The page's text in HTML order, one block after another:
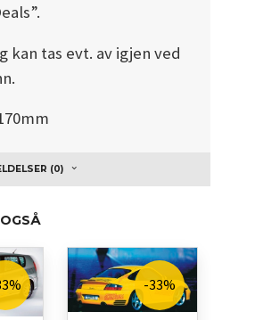
kan tas evt. av igjen ved
(0)
-33%